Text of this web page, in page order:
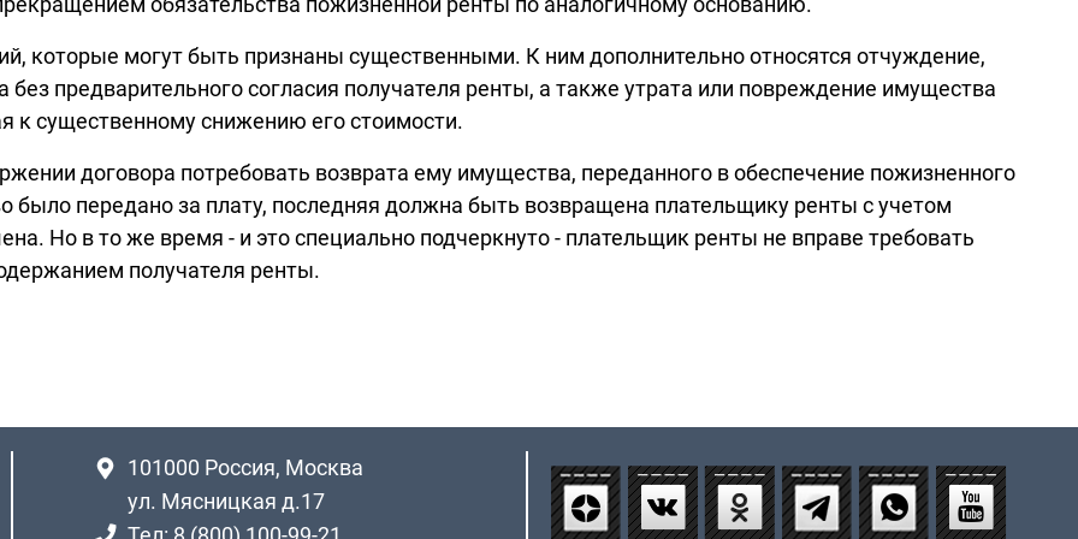
которые могут быть признаны существенными. К ним дополнительно относятся отчуждение,
предварительного согласия получателя ренты, а также утрата или повреждение имущества
к существенному снижению его стоимости.
договора потребовать возврата ему имущества, переданного в обеспечение пожизненного
передано за плату, последняя должна быть возвращена плательщику ренты с учетом
Но в то же время - и это специально подчеркнуто - плательщик ренты не вправе требовать
получателя ренты.
101000 Россия, Москва
ул. Мясницкая д.17